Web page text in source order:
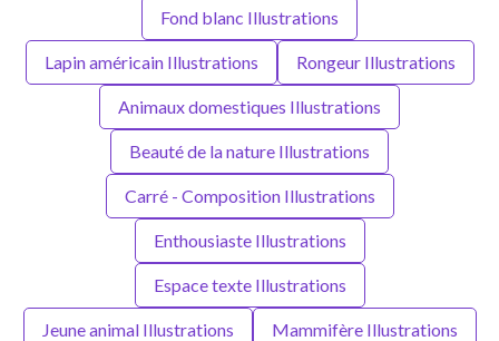
Fond blanc Illustrations
Lapin américain Illustrations Rongeur Illustrations
Animaux domestiques Illustrations
Beauté de la nature Illustrations
Carré - Composition Illustrations
Enthousiaste Illustrations
Espace texte Illustrations
Jeune animal Illustrations Mammifère Illustrations